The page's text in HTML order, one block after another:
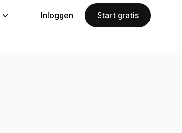
Inloggen Start gratis